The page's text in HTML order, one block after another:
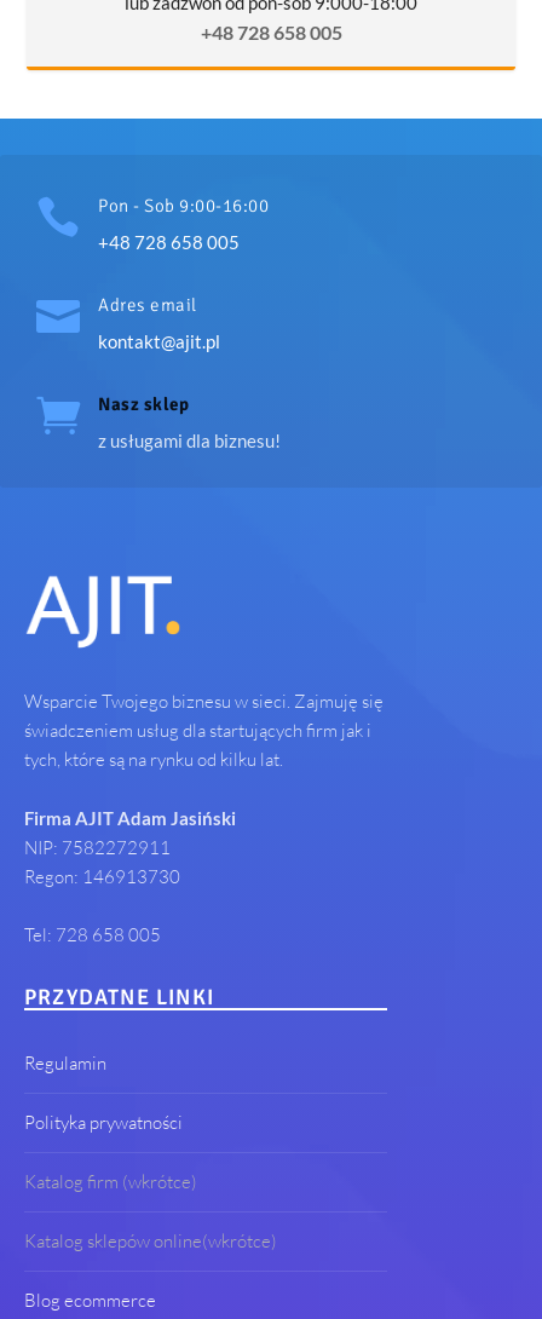
+48 728 658 005

Pon - Sob 9:00-16:00
+48 728 658 005

Adres email
kontakt@ajit.pl

Nasz sklep
z usługami dla biznesu!
Wsparcie Twojego biznesu w sieci. Zajmuję się
świadczeniem usług dla startujących firm jak i
tych, które są na rynku od kilku lat.
Firma AJIT Adam Jasiński
NIP: 7582272911
Regon: 146913730
Tel: 728 658 005
PRZYDATNE LINKI
Regulamin
Polityka prywatności
Katalog firm (wkrótce)
Katalog sklepów online(wkrótce)
Blog ecommerce